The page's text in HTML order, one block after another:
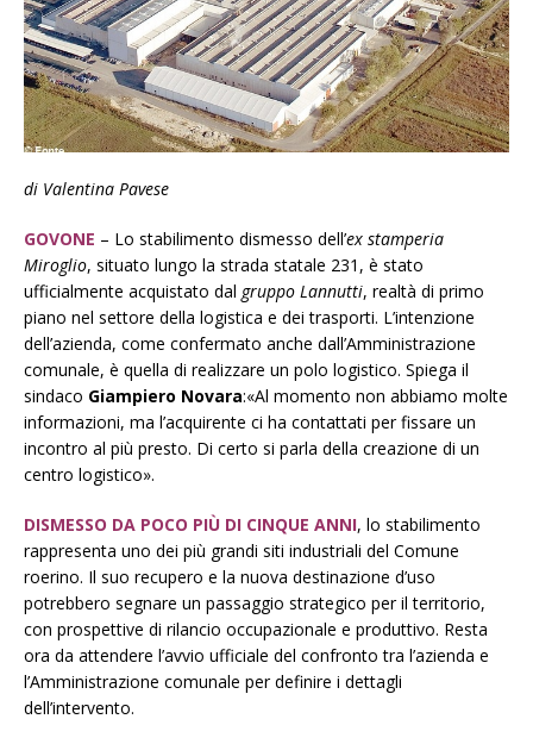
di Valentina Pavese
GOVONE – Lo stabilimento dismesso dell’ex stamperia
Miroglio, situato lungo la strada statale 231, è stato
ufficialmente acquistato dal gruppo Lannutti, realtà di primo
piano nel settore della logistica e dei trasporti. L’intenzione
dell’azienda, come confermato anche dall’Amministrazione
comunale, è quella di realizzare un polo logistico. Spiega il
sindaco Giampiero Novara:«Al momento non abbiamo molte
informazioni, ma l’acquirente ci ha contattati per fissare un
incontro al più presto. Di certo si parla della creazione di un
centro logistico».
DISMESSO DA POCO PIÙ DI CINQUE ANNI, lo stabilimento
rappresenta uno dei più grandi siti industriali del Comune
roerino. Il suo recupero e la nuova destinazione d’uso
potrebbero segnare un passaggio strategico per il territorio,
con prospettive di rilancio occupazionale e produttivo. Resta
ora da attendere l’avvio ufficiale del confronto tra l’azienda e
l’Amministrazione comunale per definire i dettagli
dell’intervento.